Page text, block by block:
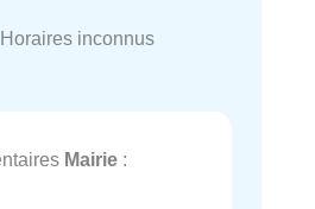
Horaires inconnus
Mairie :